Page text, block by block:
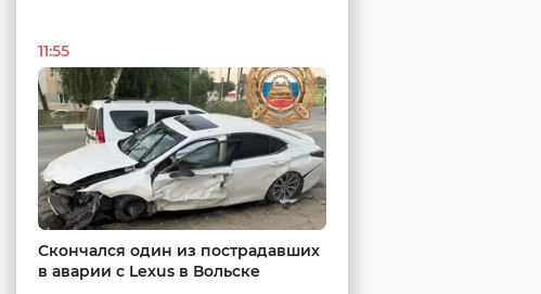
11:55
Скончался один из пострадавших
в аварии c Lexus в Вольске